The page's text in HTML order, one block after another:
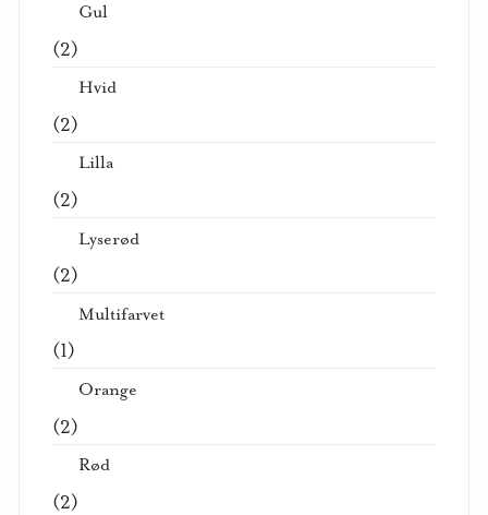
Gul
(2)
Hvid
(2)
Lilla
(2)
Lyserød
(2)
Multifarvet
(1)
Orange
(2)
Rød
(2)